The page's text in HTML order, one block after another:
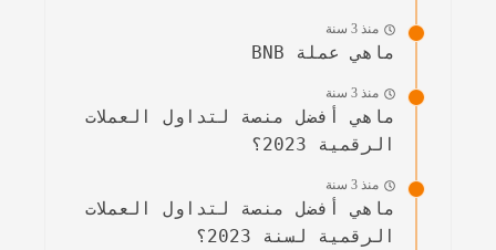
منذ 3 سنة
ماهي عملة BNB
منذ 3 سنة
ماهي أفضل منصة لتداول العملات
الرقمية 2023؟
منذ 3 سنة
ماهي أفضل منصة لتداول العملات
الرقمية لسنة 2023؟